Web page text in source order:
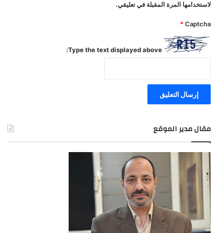
لاستخدامها المرة المقبلة في تعليقي.
Captcha
*
Type the text displayed above:
مقال مدير الموقع